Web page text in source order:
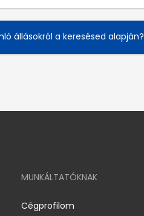
állásokról a keresésed alapján?
MUNKÁLTATÓKNAK
Cégprofilom